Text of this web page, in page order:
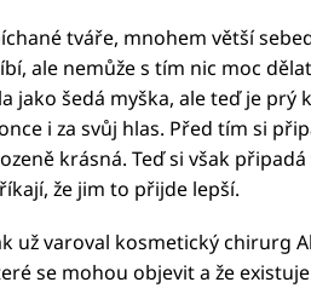
tváře, mnohem větší
ale nemůže s tím nic moc
jako šedá myška, ale teď je prý
i za svůj hlas. Před tím si
krásná. Teď si však
že jim to přijde lepší.
už varoval kosmetický chirurg
se mohou objevit a že